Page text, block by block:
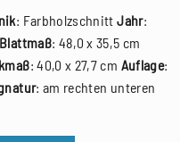
: FarbholzschnittJahr:
Blattmaß: 48,0 x 35,5 cm
: 40,0 x 27,7 cm Auflage:
: am rechten unteren